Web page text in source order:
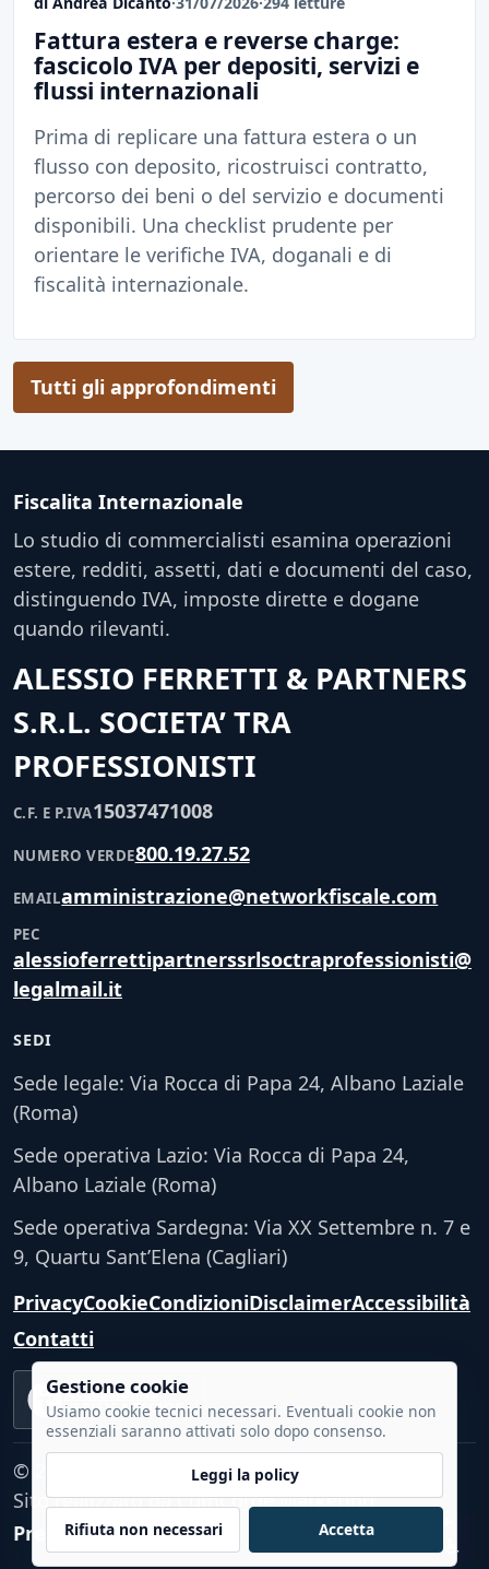
Fattura estera e reverse charge:
fascicolo IVA per depositi, servizi e
flussi internazionali
Prima di replicare una fattura estera o un
flusso con deposito, ricostruisci contratto,
percorso dei beni o del servizio e documenti
disponibili. Una checklist prudente per
orientare le verifiche IVA, doganali e di
fiscalità internazionale.
Tutti gli approfondimenti
♿
Fiscalita Internazionale
Lo studio di commercialisti esamina operazioni
estere, redditi, assetti, dati e documenti del caso,
distinguendo IVA, imposte dirette e dogane
quando rilevanti.
ALESSIO FERRETTI & PARTNERS
S.R.L. SOCIETA’ TRA
PROFESSIONISTI
C.F. E P.IVA15037471008
NUMERO VERDE800.19.27.52
EMAILamministrazione@networkfiscale.com
PEC
alessioferrettipartnerssrlsoctraprofessionisti@
legalmail.it
SEDI
Sede legale: Via Rocca di Papa 24, Albano Laziale
(Roma)
Sede operativa Lazio: Via Rocca di Papa 24,
Albano Laziale (Roma)
Sede operativa Sardegna: Via XX Settembre n. 7 e
9, Quartu Sant’Elena (Cagliari)
PrivacyCookieCondizioniDisclaimerAccessibilità
Contatti
Accessibilità
VERIFICA TECNICA
© 2026 - Tutti i diritti riservati.
Sito realizzato daCumCorde Marketing
Preferenze cookie
Gestione cookie
Usiamo cookie tecnici necessari. Eventuali cookie non
essenziali saranno attivati solo dopo consenso.
Leggi la policy
Rifiuta non necessari Accetta